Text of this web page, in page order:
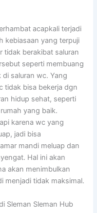
acapkali terjadi
kebiasaan yang terpuji
tidak berakibat saluran
seperti membuang
saluran wc. Yang
tidak bisa bekerja dgn
hidup sehat, seperti
yang baik.
karena wc yang
jadi bisa
mandi meluap dan
Hal ini akan
akan menimbulkan
menjadi tidak maksimal.
Sleman Sleman Hub